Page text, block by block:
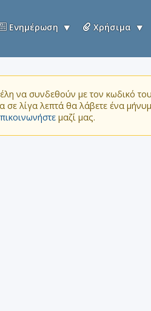
Ενημέρωση Χρήσιμα
να συνδεθούν με τον κωδικό
σε λίγα λεπτά θα λάβετε ένα
μαζί μας.